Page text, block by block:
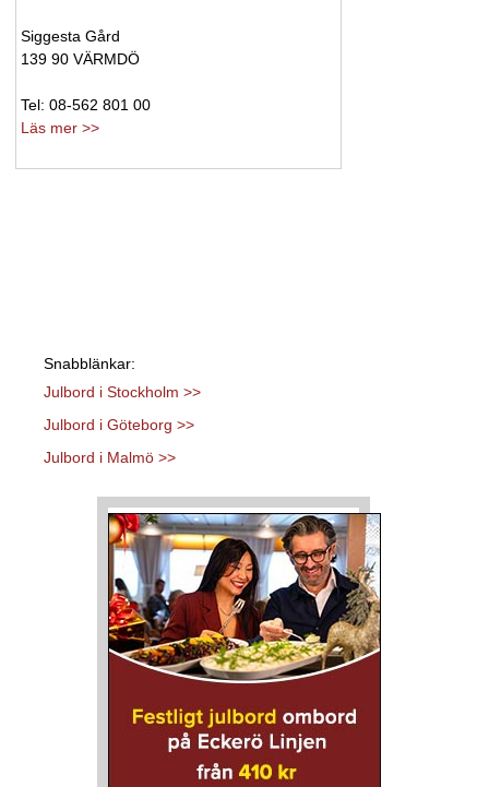
Siggesta Gård
139 90 VÄRMDÖ
Tel: 08-562 801 00
Läs mer >>
Snabblänkar:
Julbord i Stockholm >>
Julbord i Göteborg >>
Julbord i Malmö >>